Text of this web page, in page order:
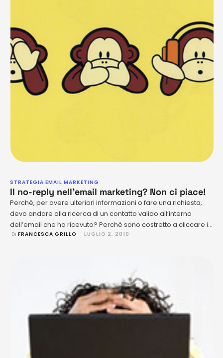
STRATEGIA EMAIL MARKETING
Il no-reply nell’email marketing? Non ci piace!
Perché, per avere ulteriori informazioni o fare una richiesta,
devo andare alla ricerca di un contatto valido all’interno
dell’email che ho ricevuto? Perchè sono costretto a cliccare il
sito per compilare una lunga e noiosa form di contatti? In
Di FRANCESCA GRILLO LUGLIO 2, 2010